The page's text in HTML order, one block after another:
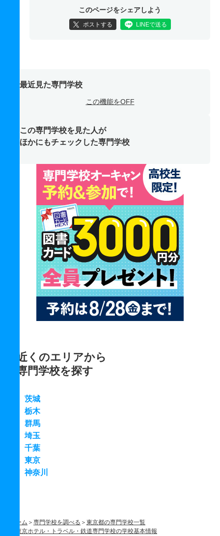
このページをシェアしよう
ポストする LINEで送る
最近見た専門学校
この機能をOFF
この専門学校を見た人が
ほかにもチェックした専門学校
近くのエリアから
専門学校を探す
茨城
栃木
群馬
埼玉
千葉
東京
神奈川
ホーム 専門学校を調べる
東京都の専門学校一覧
東京ホテル・トラベル・鉄道専門学校の学校基本情報